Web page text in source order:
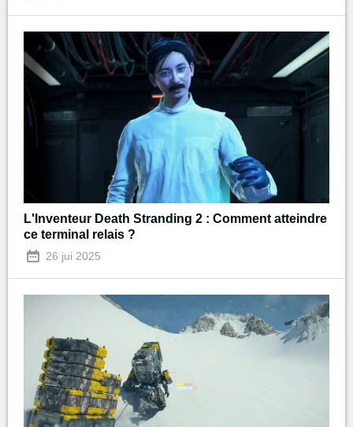
L'Inventeur Death Stranding 2 : Comment atteindre
ce terminal relais ?
26 jui 2025